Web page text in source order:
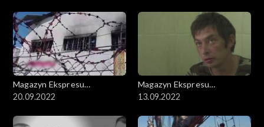
Magazyn Ekspresu
Reporterów
20.09.2022
Magazyn Ekspresu
Reporterów
13.09.2022